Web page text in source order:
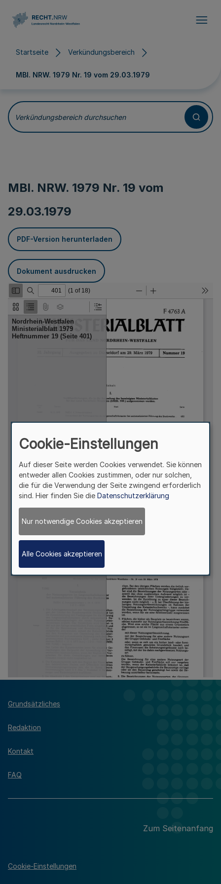
Startseite Verkündungsbereich
MBl. NRW. 1979 Nr. 19 vom 29.03.1979
Verkündungsbereich durchsuchen
MBl. NRW. 1979 Nr. 19 vom
29.03.1979
PDF-Version herunterladen
Dokument ausdrucken
Grundsätzliches
Redaktion
Kontakt
FAQ
Zum Seitenanfang
Cookie-Einstellungen
Cookie-Einstellungen
Auf dieser Seite werden Cookies verwendet. Sie können
entweder allen Cookies zustimmen, oder nur solchen,
die für die Verwendung der Seite zwingend erforderlich
sind. Hier finden Sie die Datenschutzerklärung
Nur notwendige Cookies akzeptieren
Alle Cookies akzeptieren